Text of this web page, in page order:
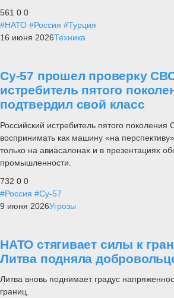
561 0 0
#НАТО #Россия #Турция
16 июня 2026Техника
Су-57 прошел проверку
истребитель пятого
подтвердил свой класс
Российский истребитель пятого поколения
воспринимать как машину «на
только на авиасалонах и в презентациях
промышленности.
732 0 0
#Россия #Су-57
9 июня 2026Угрозы
НАТО стягивает силы к
Литва подняла
Литва вновь поднимает градус
границ.